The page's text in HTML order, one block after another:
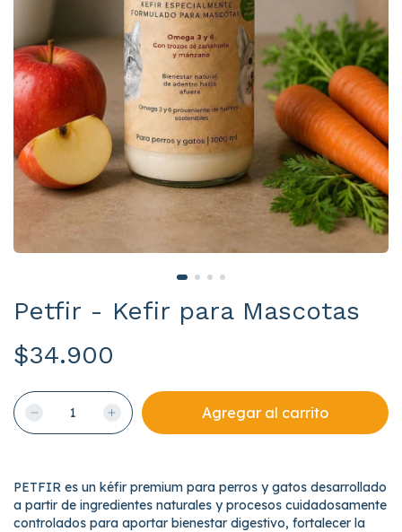
Petfir - Kefir para Mascotas
$34.900
PETFIR es un kéfir premium para perros y gatos desarrollado
a partir de ingredientes naturales y procesos cuidadosamente
controlados para aportar bienestar digestivo, fortalecer la